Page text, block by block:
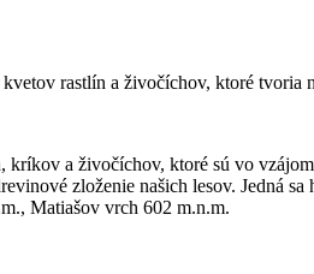
rastlín a živočíchov, ktoré tvoria
kríkov a živočíchov, ktoré sú vo
zloženie našich lesov. Jedná
Matiašov vrch 602 m.n.m.